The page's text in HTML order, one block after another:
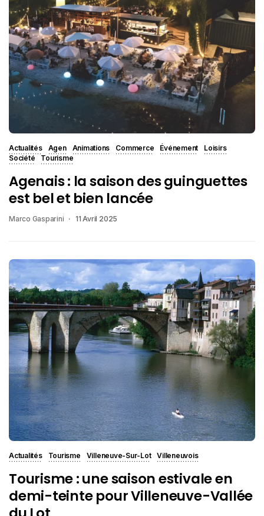
Actualités Agen Animations Commerce Événement
Loisirs
Société
Tourisme
Agenais : la saison des guinguettes
est bel et bien lancée
Marco Gasparini 11 Avril 2025
Actualités Tourisme Villeneuve-Sur-Lot Villeneuvois
Tourisme : une saison estivale en
demi-teinte pour Villeneuve-Vallée